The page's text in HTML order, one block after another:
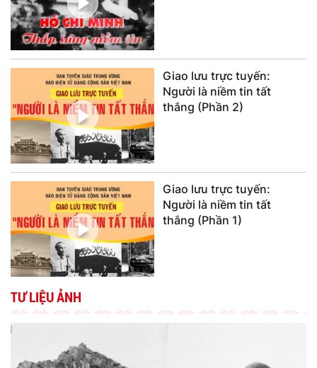
Giao lưu trực tuyến:
Người là niềm tin tất
thắng (Phần 2)
Giao lưu trực tuyến:
Người là niềm tin tất
thắng (Phần 1)
TƯ LIỆU ẢNH